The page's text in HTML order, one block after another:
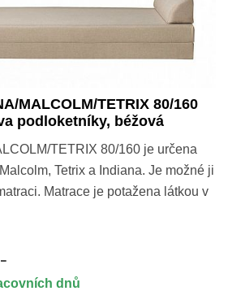
MALCOLM/TETRIX 80/160
podloketníky, béžová
TETRIX 80/160 je určena
Tetrix a Indiana. Je možné ji
Matrace je potažena látkou v
dnů